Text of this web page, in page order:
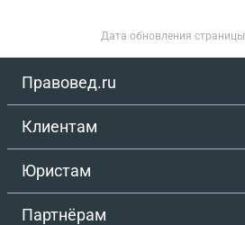
Дата обновления страницы
Правовед.ru
Клиентам
Юристам
Партнёрам